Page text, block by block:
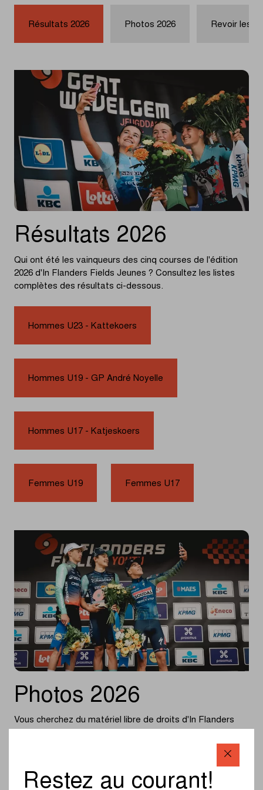
Résultats 2026 Photos 2026 Revoir les
Résultats 2026
Qui ont été les vainqueurs des cinq courses de l'édition
2026 d'In Flanders Fields Jeunes ? Consultez les listes
complètes des résultats ci-dessous.
Hommes U23 - Kattekoers
Hommes U19 - GP André Noyelle
Hommes U17 - Katjeskoers
Femmes U19 Femmes U17
Photos 2026
Vous cherchez du matériel libre de droits d'In Flanders
Ce matériel peut être utilisé en mentionnant © Flanders
Restez au courant!